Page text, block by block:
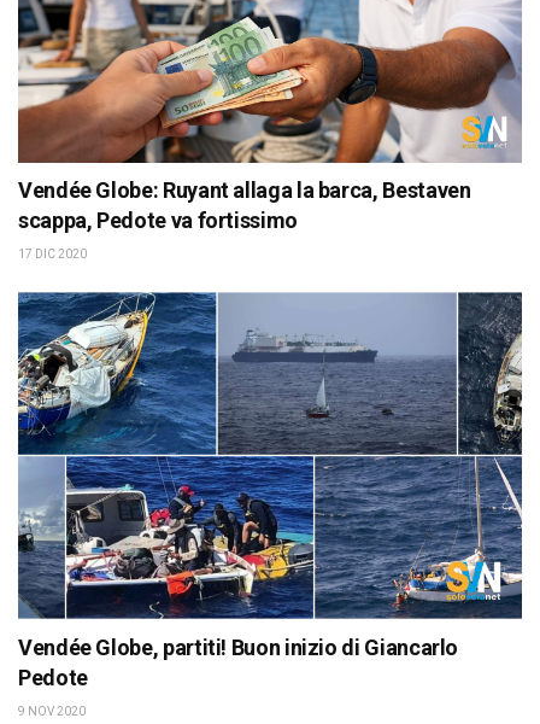
Vendée Globe: Ruyant allaga la barca, Bestaven
scappa, Pedote va fortissimo
17 DIC 2020
Vendée Globe, partiti! Buon inizio di Giancarlo
Pedote
9 NOV 2020